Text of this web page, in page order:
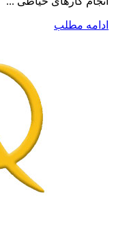
ادامه مطلب